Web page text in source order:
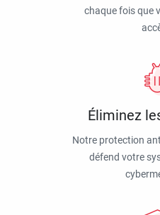
chaque fois que
Éliminez
Notre protection
défend votre